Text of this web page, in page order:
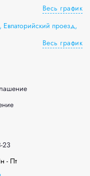
Весь график
Евпаторийский проезд,
Весь график
23
- Пт